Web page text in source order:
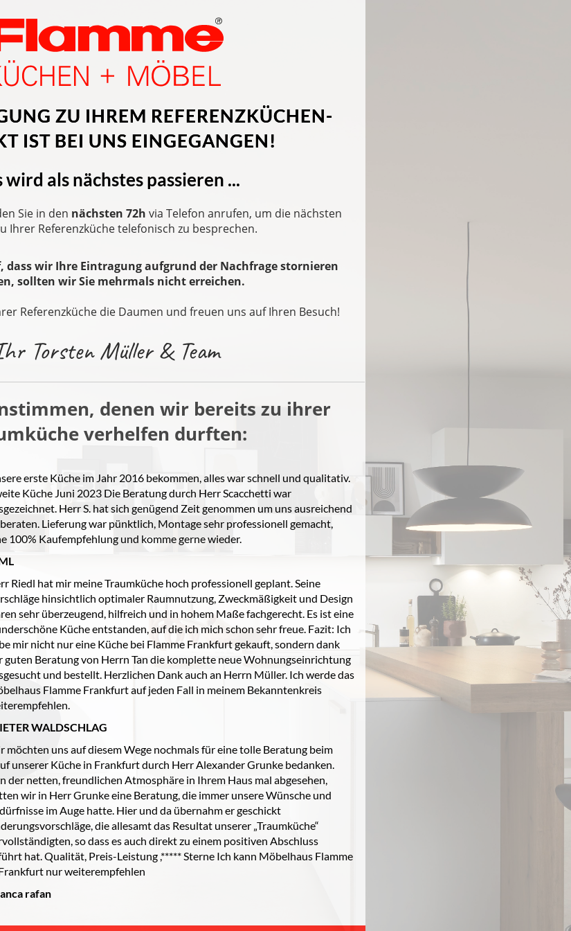
ZU IHREM REFERENZKÜCHEN-
IST BEI UNS EINGEGANGEN!
wird als nächstes passieren ...
Sie in den nächsten 72h via Telefon anrufen, um die nächsten
Ihrer Referenzküche telefonisch zu besprechen.
dass wir Ihre Eintragung aufgrund der Nachfrage stornieren
sollten wir Sie mehrmals nicht erreichen.
Referenzküche die Daumen und freuen uns auf Ihren Besuch!
Torsten Müller & Team
denen wir bereits zu ihrer
verhelfen durften:
erste Küche im Jahr 2016 bekommen, alles war schnell und qualitativ.
Küche Juni 2023 Die Beratung durch Herr Scacchetti war
Herr S. hat sich genügend Zeit genommen um uns ausreichend
Lieferung war pünktlich, Montage sehr professionell gemacht,
100% Kaufempfehlung und komme gerne wieder.
Riedl hat mir meine Traumküche hoch professionell geplant. Seine
hinsichtlich optimaler Raumnutzung, Zweckmäßigkeit und Design
sehr überzeugend, hilfreich und in hohem Maße fachgerecht. Es ist eine
Küche entstanden, auf die ich mich schon sehr freue. Fazit: Ich
mir nicht nur eine Küche bei Flamme Frankfurt gekauft, sondern dank
guten Beratung von Herrn Tan die komplette neue Wohnungseinrichtung
und bestellt. Herzlichen Dank auch an Herrn Müller. Ich werde das
Flamme Frankfurt auf jeden Fall in meinem Bekanntenkreis
WALDSCHLAG
möchten uns auf diesem Wege nochmals für eine tolle Beratung beim
unserer Küche in Frankfurt durch Herr Alexander Grunke bedanken.
der netten, freundlichen Atmosphäre in Ihrem Haus mal abgesehen,
wir in Herr Grunke eine Beratung, die immer unsere Wünsche und
im Auge hatte. Hier und da übernahm er geschickt
die allesamt das Resultat unserer „Traumküche“
so dass es auch direkt zu einem positiven Abschluss
hat. Qualität, Preis-Leistung ,***** Sterne Ich kann Möbelhaus Flamme
nur weiterempfehlen
rafan